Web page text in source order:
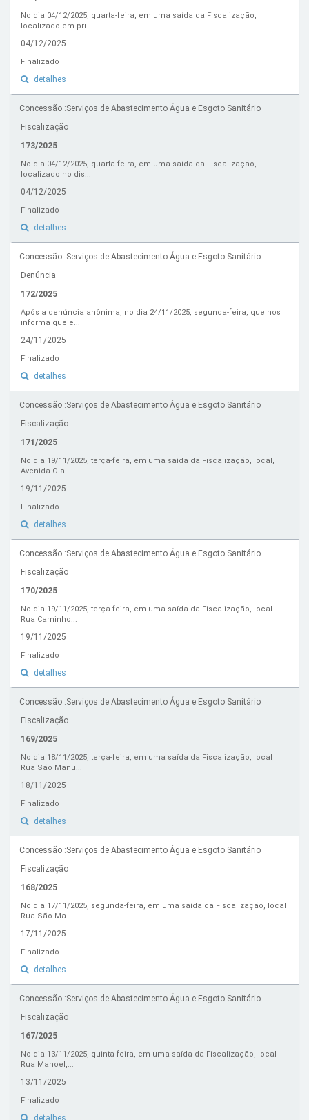
No dia 04/12/2025, quarta-feira, em uma saída da Fiscalização,
localizado em pri...
04/12/2025
Finalizado
detalhes
Concessão :Serviços de Abastecimento Água e Esgoto Sanitário
Fiscalização
173/2025
No dia 04/12/2025, quarta-feira, em uma saída da Fiscalização,
localizado no dis...
04/12/2025
Finalizado
detalhes
Concessão :Serviços de Abastecimento Água e Esgoto Sanitário
Denúncia
172/2025
Após a denúncia anônima, no dia 24/11/2025, segunda-feira, que nos
informa que e...
24/11/2025
Finalizado
detalhes
Concessão :Serviços de Abastecimento Água e Esgoto Sanitário
Fiscalização
171/2025
No dia 19/11/2025, terça-feira, em uma saída da Fiscalização, local,
Avenida Ola...
19/11/2025
Finalizado
detalhes
Concessão :Serviços de Abastecimento Água e Esgoto Sanitário
Fiscalização
170/2025
No dia 19/11/2025, terça-feira, em uma saída da Fiscalização, local
Rua Caminho...
19/11/2025
Finalizado
detalhes
Concessão :Serviços de Abastecimento Água e Esgoto Sanitário
Fiscalização
169/2025
No dia 18/11/2025, terça-feira, em uma saída da Fiscalização, local
Rua São Manu...
18/11/2025
Finalizado
detalhes
Concessão :Serviços de Abastecimento Água e Esgoto Sanitário
Fiscalização
168/2025
No dia 17/11/2025, segunda-feira, em uma saída da Fiscalização, local
Rua São Ma...
17/11/2025
Finalizado
detalhes
Concessão :Serviços de Abastecimento Água e Esgoto Sanitário
Fiscalização
167/2025
No dia 13/11/2025, quinta-feira, em uma saída da Fiscalização, local
Rua Manoel,...
13/11/2025
Finalizado
detalhes